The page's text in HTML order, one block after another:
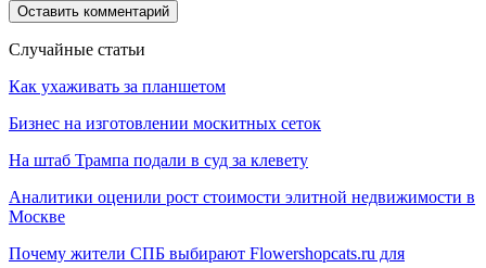
Случайные статьи
Как ухаживать за планшетом
Бизнес на изготовлении москитных сеток
На штаб Трампа подали в суд за клевету
Аналитики оценили рост стоимости элитной недвижимости в
Москве
Почему жители СПБ выбирают Flowershopcats.ru для